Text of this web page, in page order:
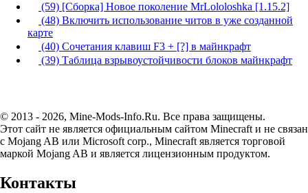
(59) [Сборка] Новое поколение MrLololoshka [1.15.2]
(48) Включить использование читов в уже созданной
карте
(40) Сочетания клавиш F3 + [?] в майнкрафт
(39) Таблица взрывоустойчивости блоков майнкрафт
© 2013 - 2026, Mine-Mods-Info.Ru. Все права защищены.
Этот сайт не является официальным сайтом Minecraft и не связан
с Mojang AB или Microsoft corp., Minecraft является торговой
маркой Mojang AB и является лицензионным продуктом.
Контакты